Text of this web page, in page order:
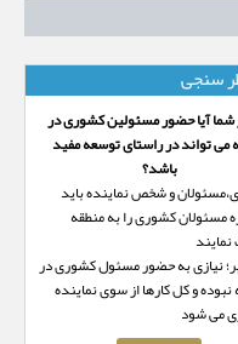
سنجی
شما آیا حضور مسئولین کشوری در
می تواند در راستای توسعه مفید
باشد؟
و شخص نماینده باید
مسئولان کشوری را به منطقه
نیازی به حضور مسئول کشوری در
و کل کارها از سوی نماینده
می شود